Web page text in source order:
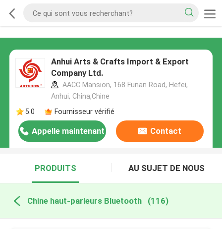
Anhui Arts & Crafts Import & Export
Company Ltd.
AACC Mansion, 168 Funan Road, Hefei,
Anhui, China,Chine
5.0
Fournisseur vérifié
Appelle maintenant Contact
PRODUITS AU SUJET DE NOUS
Chine haut-parleurs Bluetooth (116)